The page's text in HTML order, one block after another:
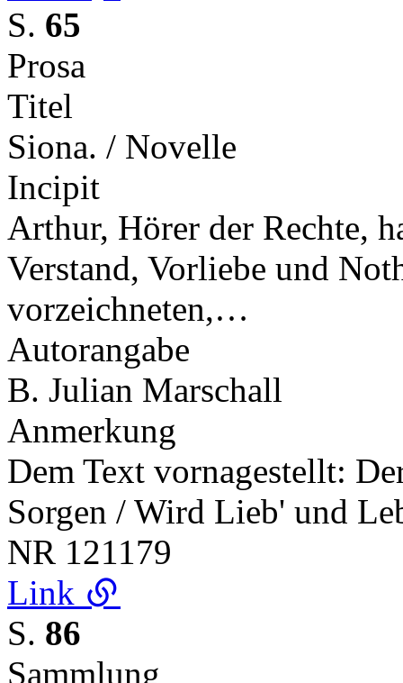
S. 65
Prosa
Titel
Siona. / Novelle
Incipit
Arthur, Hörer der Rechte,
Verstand, Vorliebe und
vorzeichneten,…
Autorangabe
B. Julian Marschall
Anmerkung
Dem Text vornagestellt:
Sorgen / Wird Lieb' und
NR 121179
Link
S. 86
Sammlung